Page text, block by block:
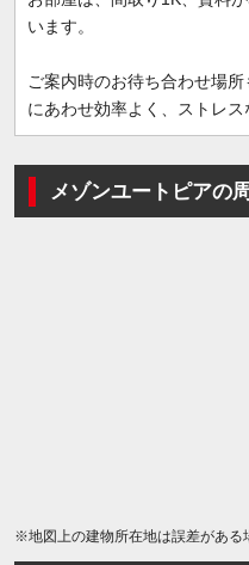
います。
ご案内時のお待ち合わせ場
にあわせ効率よく、ストレス
メゾンユートピアの
※地図上の建物所在地は誤差がある